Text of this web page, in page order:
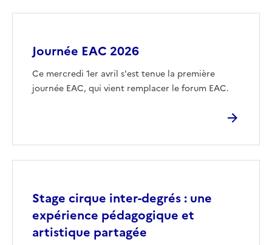
Journée EAC 2026
Ce mercredi 1er avril s'est tenue la première
journée EAC, qui vient remplacer le forum EAC.
Stage cirque inter-degrés : une
expérience pédagogique et
artistique partagée